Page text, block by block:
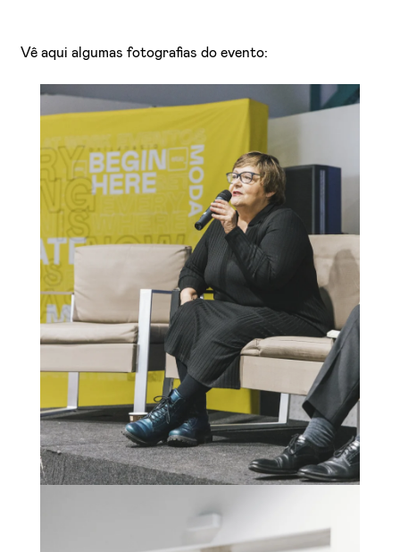
Vê aqui algumas fotografias do evento: